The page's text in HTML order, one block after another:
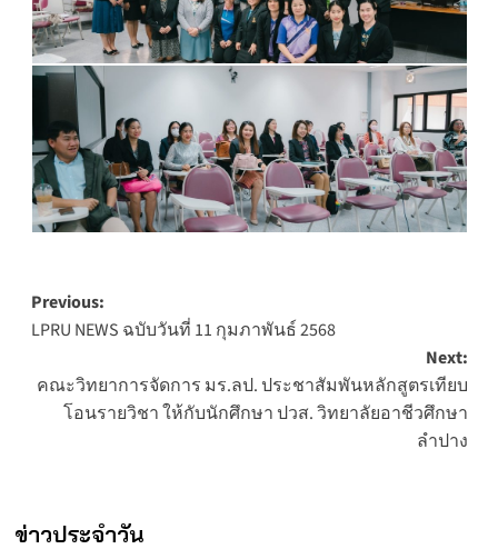
Post
navigation
Previous:
LPRU NEWS ฉบับวันที่ 11 กุมภาพันธ์ 2568
Next:
คณะวิทยาการจัดการ มร.ลป. ประชาสัมพันหลักสูตรเทียบ
โอนรายวิชา ให้กับนักศึกษา ปวส. วิทยาลัยอาชีวศึกษา
ลำปาง
ข่าวประจำวัน